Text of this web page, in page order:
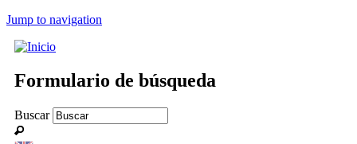
Jump to navigation
Formulario de búsqueda
Buscar